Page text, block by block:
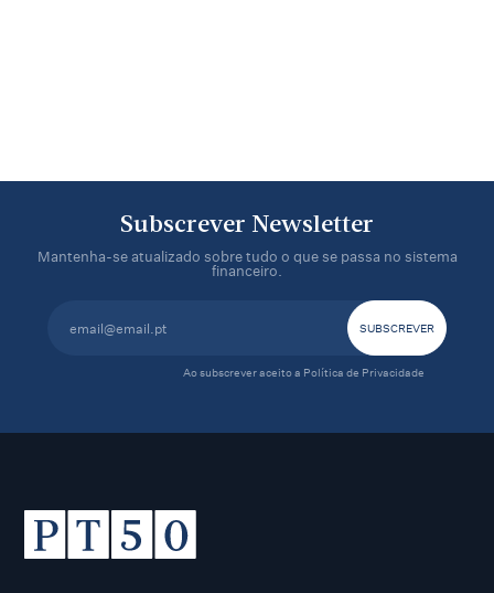
Subscrever Newsletter
Mantenha-se atualizado sobre tudo o que se passa no sistema
financeiro.
Ao subscrever aceito a Política de Privacidade